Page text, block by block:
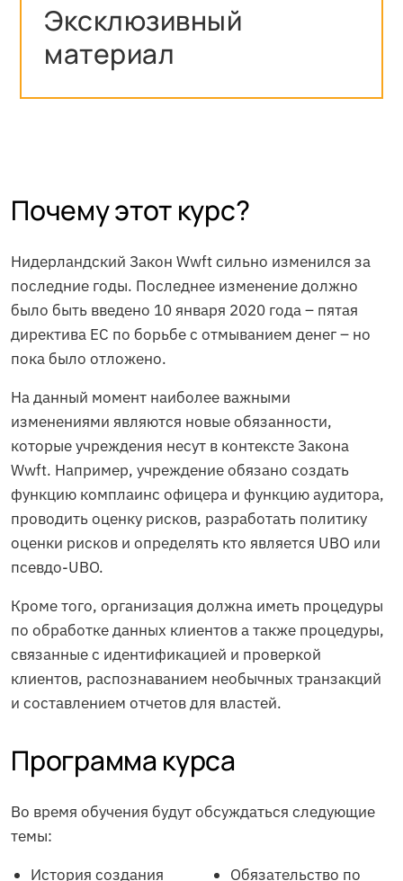
Эксклюзивный
материал
Почему этот курс?
Нидерландский Закон Wwft сильно изменился за
последние годы. Последнее изменение должно
было быть введено 10 января 2020 года – пятая
директива ЕС по борьбе с отмыванием денег – но
пока было отложено.
На данный момент наиболее важными
изменениями являются новые обязанности,
которые учреждения несут в контексте Закона
Wwft. Например, учреждение обязано создать
функцию комплаинс офицера и функцию аудитора,
проводить оценку рисков, разработать политику
оценки рисков и определять кто является UBO или
псевдо-UBO.
Кроме того, организация должна иметь процедуры
по обработке данных клиентов а также процедуры,
связанные с идентификацией и проверкой
клиентов, распознаванием необычных транзакций
и составлением отчетов для властей.
Программа курса
Во время обучения будут обсуждаться следующие
темы:
История создания
Обязательство по